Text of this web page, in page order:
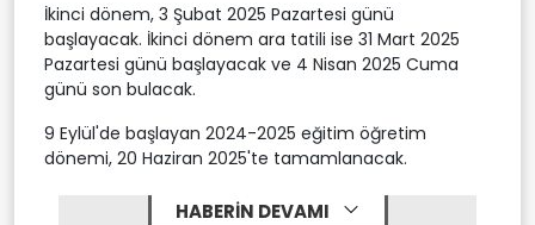
İkinci dönem, 3 Şubat 2025 Pazartesi günü
başlayacak. İkinci dönem ara tatili ise 31 Mart 2025
Pazartesi günü başlayacak ve 4 Nisan 2025 Cuma
günü son bulacak.
9 Eylül'de başlayan 2024-2025 eğitim öğretim
dönemi, 20 Haziran 2025'te tamamlanacak.
HABERİN DEVAMI